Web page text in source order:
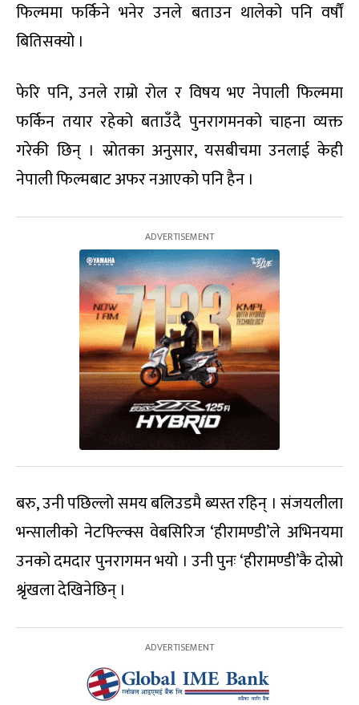
फिल्ममा फर्किने भनेर उनले बताउन थालेको पनि वर्षौं
बितिसक्यो ।
फेरि पनि, उनले राम्रो रोल र विषय भए नेपाली फिल्ममा
फर्किन तयार रहेको बताउँदै पुनरागमनको चाहना व्यक्त
गरेकी छिन् । स्रोतका अनुसार, यसबीचमा उनलाई केही
नेपाली फिल्मबाट अफर नआएको पनि हैन ।
बरु, उनी पछिल्लो समय बलिउडमै ब्यस्त रहिन् । संजयलीला
भन्सालीको नेटफ्ल्क्सि वेबसिरिज ‘हीरामण्डी’ले अभिनयमा
उनको दमदार पुनरागमन भयो । उनी पुनः ‘हीरामण्डी’कै दोस्रो
श्रृंखला देखिनेछिन् ।